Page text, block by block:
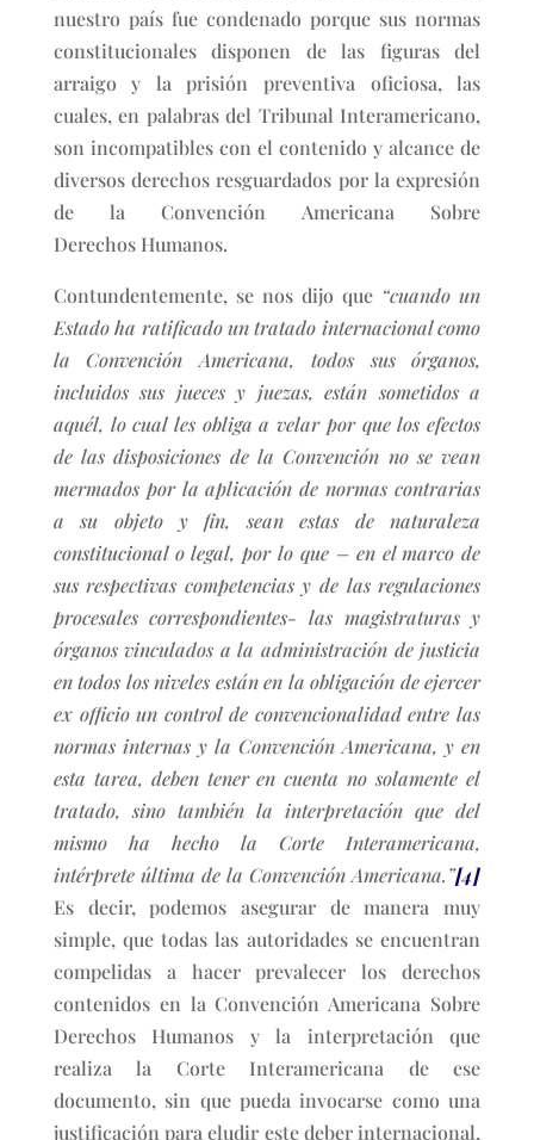
nuestro país fue condenado porque sus normas
constitucionales disponen de las figuras del
arraigo y la prisión preventiva oficiosa, las
cuales, en palabras del Tribunal Interamericano,
son incompatibles con el contenido y alcance de
diversos derechos resguardados por la expresión
de la Convención Americana Sobre
Derechos Humanos.
Contundentemente, se nos dijo que “cuando un
Estado ha ratificado un tratado internacional como
la Convención Americana, todos sus órganos,
incluidos sus jueces y juezas, están sometidos a
aquél, lo cual les obliga a velar por que los efectos
de las disposiciones de la Convención no se vean
mermados por la aplicación de normas contrarias
a su objeto y fin, sean estas de naturaleza
constitucional o legal, por lo que – en el marco de
sus respectivas competencias y de las regulaciones
procesales correspondientes- las magistraturas y
órganos vinculados a la administración de justicia
en todos los niveles están en la obligación de ejercer
ex officio un control de convencionalidad entre las
normas internas y la Convención Americana, y en
esta tarea, deben tener en cuenta no solamente el
tratado, sino también la interpretación que del
mismo ha hecho la Corte Interamericana,
intérprete última de la Convención Americana.”[4]
Es decir, podemos asegurar de manera muy
simple, que todas las autoridades se encuentran
compelidas a hacer prevalecer los derechos
contenidos en la Convención Americana Sobre
Derechos Humanos y la interpretación que
realiza la Corte Interamericana de ese
documento, sin que pueda invocarse como una
justificación para eludir este deber internacional,